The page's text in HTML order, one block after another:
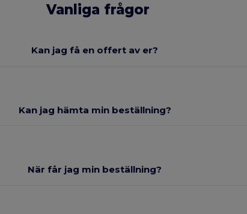
Vanliga frågor
Kan jag få en offert av er?
Kan jag hämta min beställning?
När får jag min beställning?